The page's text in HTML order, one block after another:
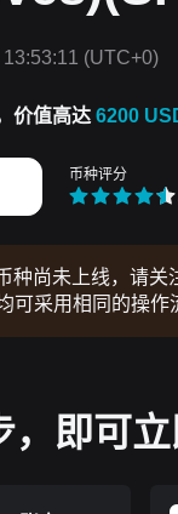
(UTC+0)
价值高达 6200
币种评分
种尚未上线，请
可采用相同的操作
，即可